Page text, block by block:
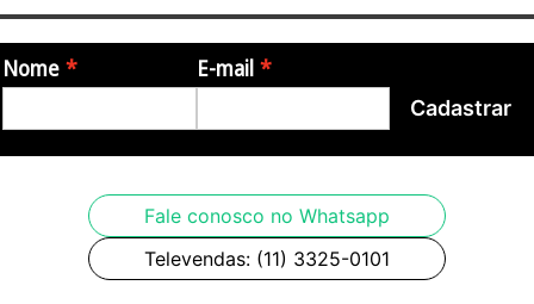
-?Chave seletora de voltagem e fusível de proteção;
-?Acabamento em resina para a caixa e pintura
-eletrostática preta para a tela de proteção;
Nome E-mail
Cadastrar
Fale conosco no Whatsapp
Televendas: (11) 3325-0101